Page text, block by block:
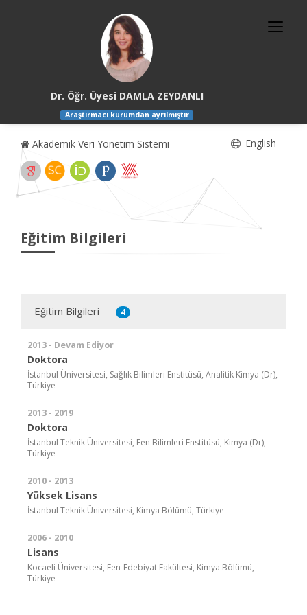
Dr. Öğr. Üyesi DAMLA ZEYDANLI
Araştırmacı kurumdan ayrılmıştır
Akademik Veri Yönetim Sistemi English
Eğitim Bilgileri
Eğitim Bilgileri 4
2013 - Devam Ediyor
Doktora
İstanbul Üniversitesi, Sağlık Bilimleri Enstitüsü, Analitik Kimya (Dr),
Türkiye
2013 - 2019
Doktora
İstanbul Teknik Üniversitesi, Fen Bilimleri Enstitüsü, Kimya (Dr),
Türkiye
2010 - 2013
Yüksek Lisans
İstanbul Teknik Üniversitesi, Kimya Bölümü, Türkiye
2006 - 2010
Lisans
Kocaeli Üniversitesi, Fen-Edebiyat Fakültesi, Kimya Bölümü,
Türkiye